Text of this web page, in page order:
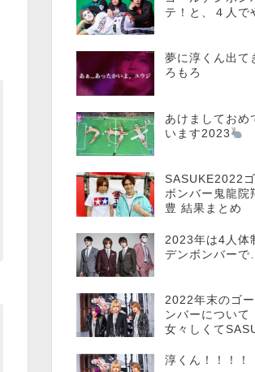
テ！と、４人で
夢に淳くん出
ろもろ
あけましておめ
います2023
SASUKE2022
ボンバー鬼龍院
豊 結果まとめ
2023年は4人体
デンボンバーで
2022年末のゴ
ンバーについ
女々しくて
淳くん！！！！